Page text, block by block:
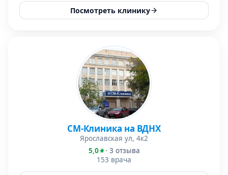
Посмотреть клинику
СМ-Клиника на ВДНХ
Ярославская ул, 4к2
5,0
· 3 отзыва
153 врача